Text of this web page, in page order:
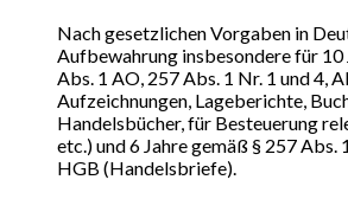
Nach gesetzlichen Vorgaben in
Aufbewahrung insbesondere für 10
Abs. 1 AO, 257 Abs. 1 Nr. 1 und 4,
Aufzeichnungen, Lageberichte,
Handelsbücher, für Besteuerung
etc.) und 6 Jahre gemäß § 257 Abs.
HGB (Handelsbriefe).